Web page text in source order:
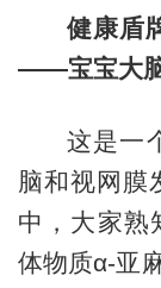
健康盾
——宝宝大
这是一
脑和视网膜
中，大家熟
体物质α-亚